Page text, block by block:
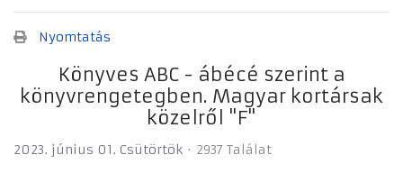
Nyomtatás
Könyves ABC - ábécé szerint a
könyvrengetegben. Magyar kortársak
közelről "F"
2023. június 01. Csütörtök 2937 Találat